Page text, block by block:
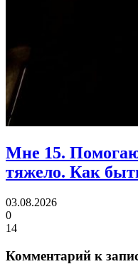
Мне 15.
тяжело. Как
03.08.2026
0
14
Комментарий к